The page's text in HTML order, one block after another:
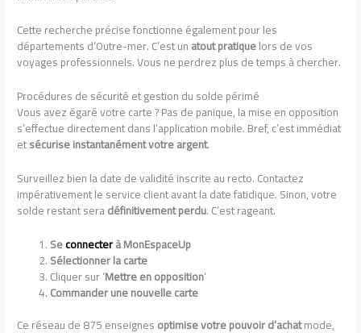
Cette recherche précise fonctionne également pour les
départements d’Outre-mer. C’est unatout pratiquelors de vos
voyages professionnels. Vous ne perdrez plus de temps à chercher.
Procédures de sécurité et gestion du solde périmé
Vous avez égaré votre carte ? Pas de panique, la mise en opposition
s’effectue directement dans l’application mobile. Bref, c’est immédiat
etsécurise instantanément votre argent.
Surveillez bien la date de validité inscrite au recto. Contactez
impérativement le service client avant la date fatidique. Sinon, votre
solde restant seradéfinitivement perdu. C’est rageant.
Seconnecterà MonEspaceUp
Sélectionner la carte
Cliquer sur ‘Mettre en opposition‘
Commander une nouvelle carte
Ce réseau de 875 enseignesoptimise votre pouvoir d’achatmode,